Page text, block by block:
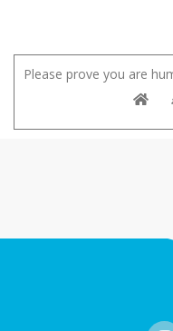
Please prove you are